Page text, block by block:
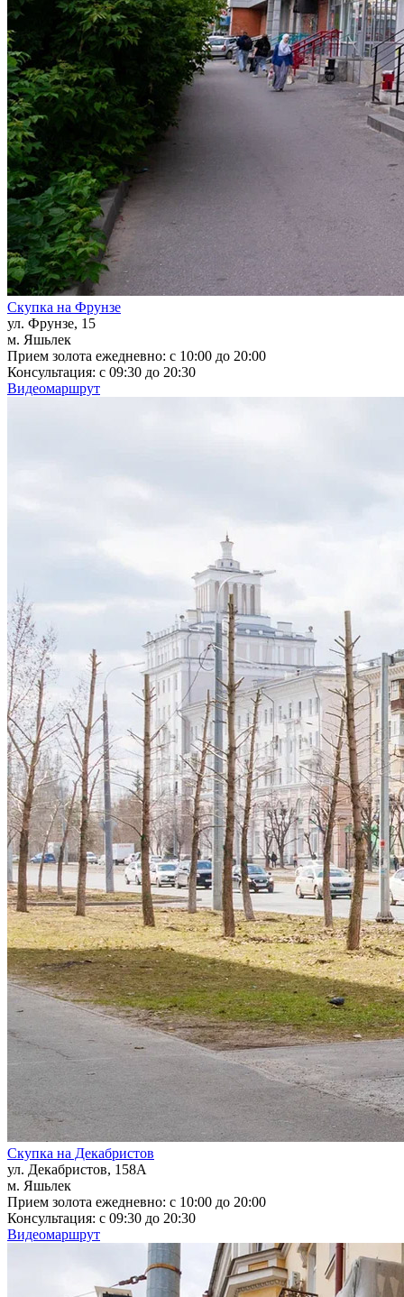
Скупка на Фрунзе
ул. Фрунзе, 15
м. Яшьлек
Прием золота ежедневно: с 10:00 до 20:00
Консультация: с 09:30 до 20:30
Видеомаршрут
Скупка на Декабристов
ул. Декабристов, 158А
м. Яшьлек
Прием золота ежедневно: с 10:00 до 20:00
Консультация: с 09:30 до 20:30
Видеомаршрут